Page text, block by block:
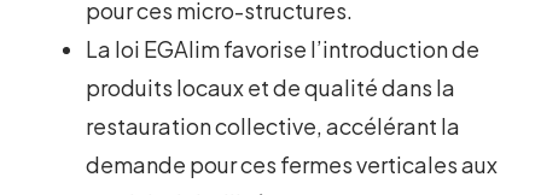
pour ces micro-structures.
La loi EGAlim favorise l’introduction de
produits locaux et de qualité dans la
restauration collective, accélérant la
demande pour ces fermes verticales aux